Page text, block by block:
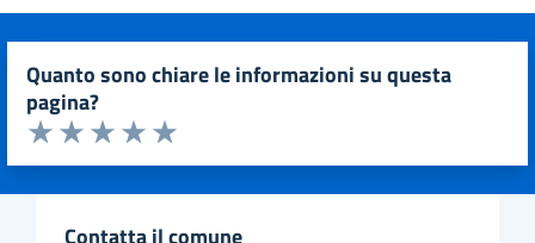
quanto sono chiare le informazioni su questa
pagina?
Valuta da 1 a 5 stelle la pagina
Valuta 5 stelle su 5
Valuta 4 stelle su 5
Valuta 3 stelle su 5
Valuta 2 stelle su 5
Valuta 1 stelle su 5
contatta il comune